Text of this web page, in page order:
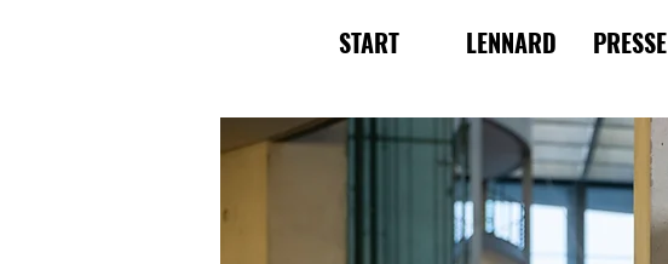
START LENNARD PRESSE